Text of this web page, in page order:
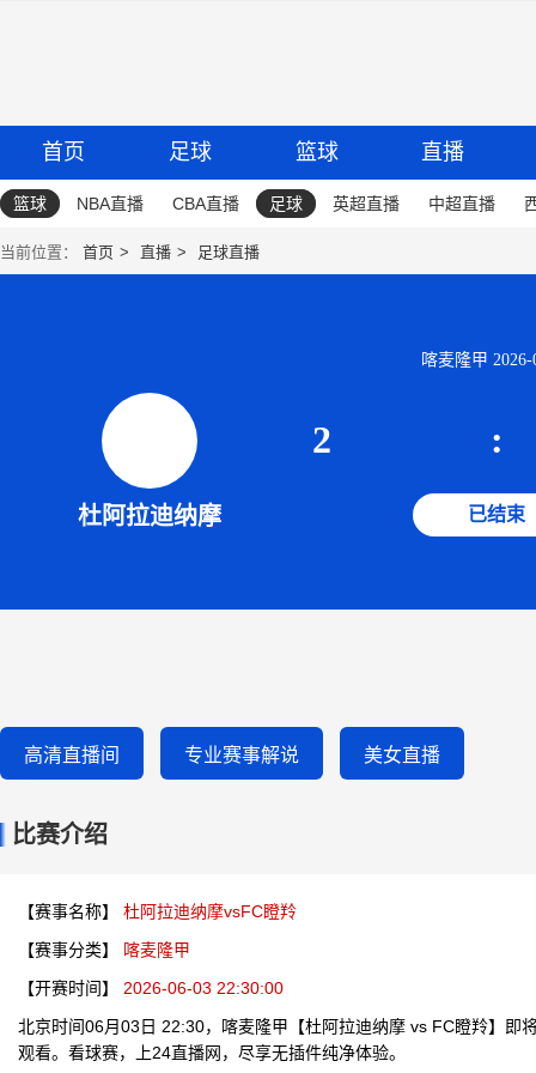
首页 足球 篮球 直播
篮球 NBA直播 CBA直播 足球 英超直播 中超直播
当前位置： 首页 直播 足球直播
喀麦隆甲 2026-
杜阿拉迪纳摩
2 :
已结束
高清直播间 专业赛事解说 美女直播
比赛介绍
【赛事名称】
杜阿拉迪纳摩vsFC瞪羚
【赛事分类】
喀麦隆甲
【开赛时间】
2026-06-03 22:30:00
北京时间06月03日 22:30，喀麦隆甲【杜阿拉迪纳摩 vs FC瞪羚】即
观看。看球赛，上24直播网，尽享无插件纯净体验。